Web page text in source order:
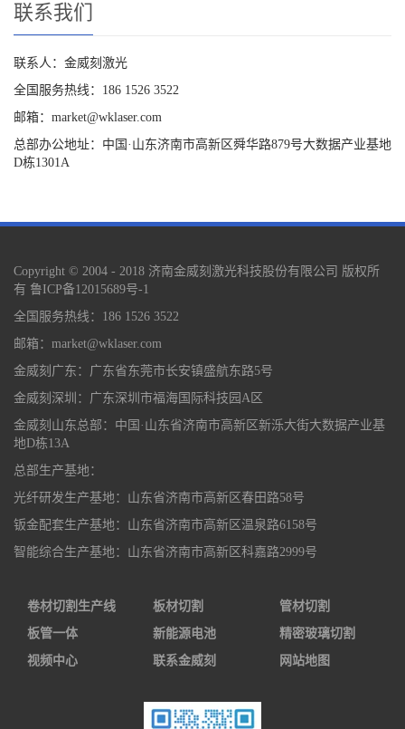
联系我们
联系人：金威刻激光
全国服务热线：186 1526 3522
邮箱：market@wklaser.com
总部办公地址：中国·山东济南市高新区舜华路879号大数据产业基地
D栋1301A
Copyright © 2004 - 2018 济南金威刻激光科技股份有限公司 版权所
有 鲁ICP备12015689号-1
全国服务热线：186 1526 3522
邮箱：market@wklaser.com
金威刻广东：广东省东莞市长安镇盛航东路5号
金威刻深圳：广东深圳市福海国际科技园A区
金威刻山东总部：中国·山东省济南市高新区新泺大街大数据产业基
地D栋13A
总部生产基地：
光纤研发生产基地：山东省济南市高新区春田路58号
钣金配套生产基地：山东省济南市高新区温泉路6158号
智能综合生产基地：山东省济南市高新区科嘉路2999号
卷材切割生产线 板材切割
管材切割
板管一体
新能源电池
精密玻璃切割
视频中心
联系金威刻 网站地图